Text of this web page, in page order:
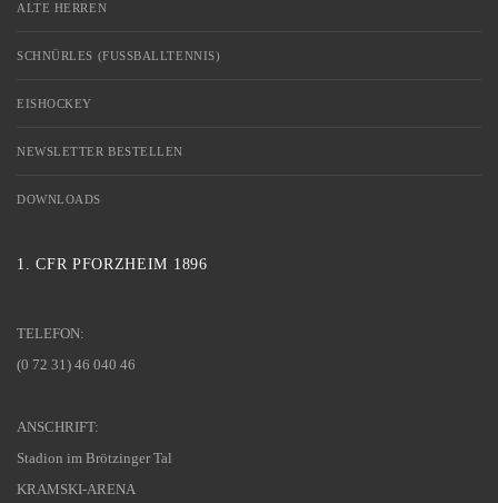
ALTE HERREN
SCHNÜRLES (FUSSBALLTENNIS)
EISHOCKEY
NEWSLETTER BESTELLEN
DOWNLOADS
1. CFR PFORZHEIM 1896
TELEFON:
(0 72 31) 46 040 46
ANSCHRIFT:
Stadion im Brötzinger Tal
KRAMSKI-ARENA